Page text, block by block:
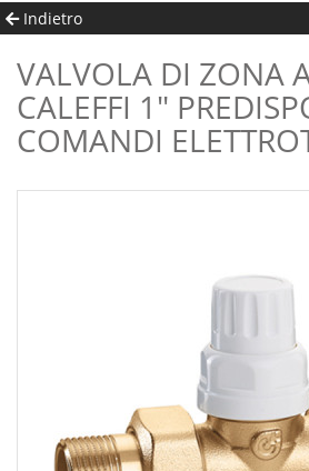
Indietro
VALVOLA DI ZONA A DUE VIE
CALEFFI 1"
COMANDI